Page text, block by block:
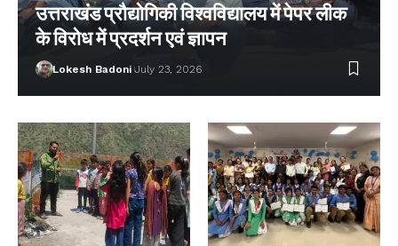
उत्तराखंड प्रौद्योगिकी विश्वविद्यालय में पेपर लीक
के विरोध में प्रदर्शन एवं ज्ञापन
Lokesh Badoni July 23, 2026